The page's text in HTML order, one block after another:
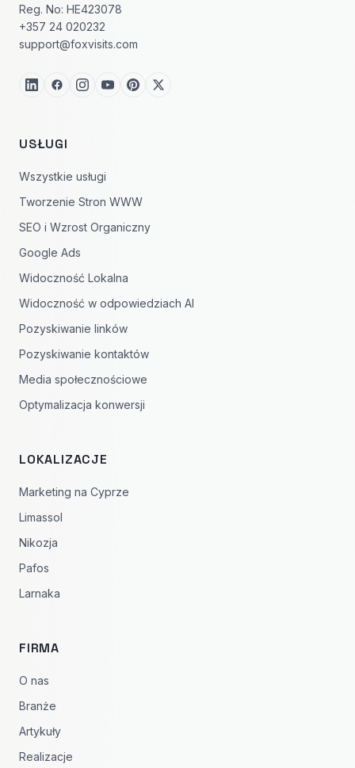
Reg. No: HE423078
+357 24 020232
support@foxvisits.com
USŁUGI
Wszystkie usługi
Tworzenie Stron WWW
SEO i Wzrost Organiczny
Google Ads
Widoczność Lokalna
Widoczność w odpowiedziach AI
Pozyskiwanie linków
Pozyskiwanie kontaktów
Media społecznościowe
Optymalizacja konwersji
LOKALIZACJE
Marketing na Cyprze
Limassol
Nikozja
Pafos
Larnaka
FIRMA
O nas
Branże
Artykuły
Realizacje